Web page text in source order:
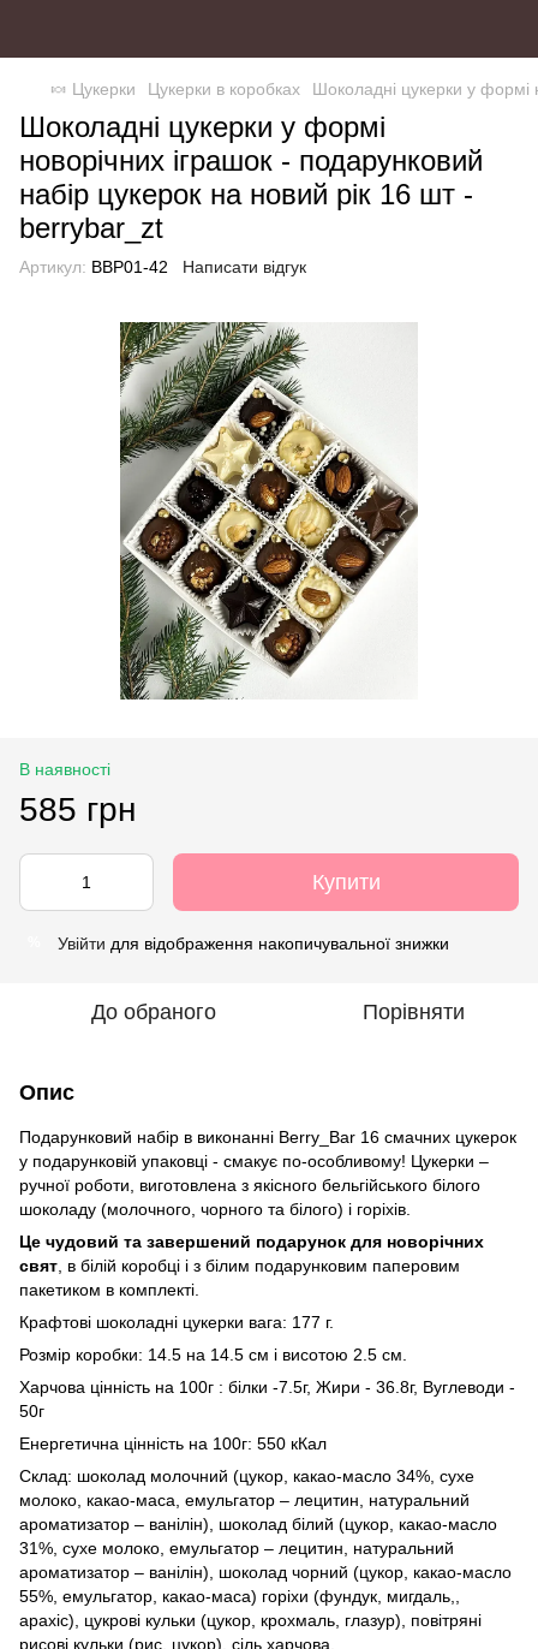
🍬 Цукерки Цукерки в коробках Шоколадні цукерки у формі
Шоколадні цукерки у формі
новорічних іграшок - подарунковий
набір цукерок на новий рік 16 шт -
berrybar_zt
Артикул: BBP01-42 Написати відгук
В наявності
585 грн
Купити
Увійти для відображення накопичувальної знижки
До обраного Порівняти
Опис
Подарунковий набір в виконанні Berry_Bar 16 смачних цукерок
у подарунковій упаковці - смакує по-особливому! Цукерки –
ручної роботи, виготовлена з якісного бельгійського білого
шоколаду (молочного, чорного та білого) і горіхів.
Це чудовий та завершений подарунок для новорічних
свят , в білій коробці і з білим подарунковим паперовим
пакетиком в комплекті.
Крафтові шоколадні цукерки вага: 177 г.
Розмір коробки: 14.5 на 14.5 см і висотою 2.5 см.
Харчова цінність на 100г : білки -7.5г, Жири - 36.8г, Вуглеводи -
50г
Енергетична цінність на 100г: 550 кКал
Склад: шоколад молочний (цукор, какао-масло 34%, сухе
молоко, какао-маса, емульгатор – лецитин, натуральний
ароматизатор – ванілін), шоколад білий (цукор, какао-масло
31%, сухе молоко, емульгатор – лецитин, натуральний
ароматизатор – ванілін), шоколад чорний (цукор, какао-масло
55%, емульгатор, какао-маса) горіхи (фундук, мигдаль,,
арахіс), цукрові кульки (цукор, крохмаль, глазур), повітряні
рисові кульки (рис, цукор), сіль харчова.